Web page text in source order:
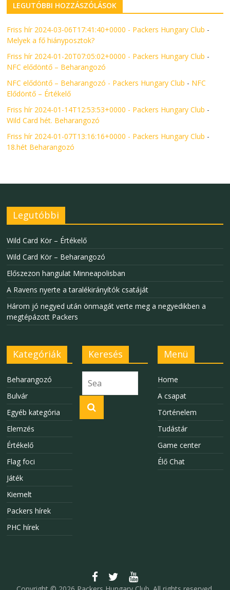
LEGUTÓBBI HOZZÁSZÓLÁSOK
Friss hír 2024-03-06T17:41:40+0000 - Packers Hungary Club -
Melyek a fő hiányposztok?
Friss hír 2024-01-20T07:05:02+0000 - Packers Hungary Club -
NFC elődöntő – Beharangozó
NFC elődöntő – Beharangozó - Packers Hungary Club - NFC
Elődöntő – Értékelő
Friss hír 2024-01-14T12:53:53+0000 - Packers Hungary Club -
Wild Card hét. Beharangozó
Friss hír 2024-01-07T13:16:16+0000 - Packers Hungary Club -
18.hét Beharangozó
Legutóbbi
Wild Card Kör – Értékelő
Wild Card Kör – Beharangozó
Előszezon hangulat Minneapolisban
A Ravens nyerte a taralékirányítók csatáját
Három jó negyed után önmagát verte meg a negyedikben a
megtépázott Packers
Kategóriák
Beharangozó
Bulvár
Egyéb kategória
Elemzés
Értékelő
Flag foci
Játék
Kiemelt
Packers hírek
PHC hírek
Keresés Menü
Home
A csapat
Történelem
Tudástár
Game center
Élő Chat